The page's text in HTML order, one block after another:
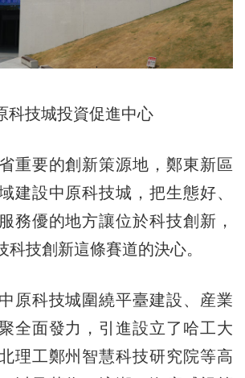
科技城投資促進中心
要的創新策源地，鄭東新區
建設中原科技城，把生態好、
務優的地方讓位於科技創新，
科技創新這條賽道的決心。
科技城圍繞平臺建設、産業
全面發力，引進設立了哈工大
理工鄭州智慧科技研究院等高